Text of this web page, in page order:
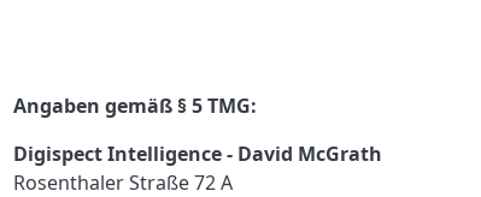
Angaben gemäß § 5 TMG:
Digispect Intelligence - David McGrath
Rosenthaler Straße 72 A